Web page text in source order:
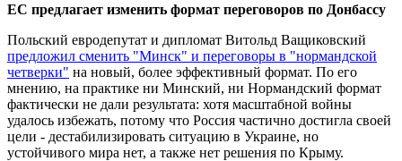
ЕС предлагает изменить формат переговоров по Донбассу
Польский евродепутат и дипломат Витольд Ващиковский
предложил сменить "Минск" и переговоры в "нормандской
четверки" на новый, более эффективный формат. По его
мнению, на практике ни Минский, ни Нормандский формат
фактически не дали результата: хотя масштабной войны
удалось избежать, потому что Россия частично достигла своей
цели - дестабилизировать ситуацию в Украине, но
устойчивого мира нет, а также нет решения по Крыму.